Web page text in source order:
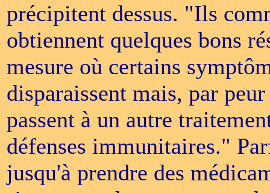
précipitent dessus. "Ils
obtiennent quelques bons
mesure où certains
disparaissent mais, par
passent à un autre
défenses immunitaires."
jusqu'à prendre des